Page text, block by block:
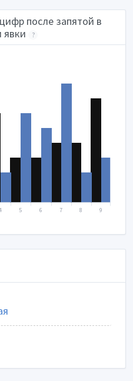
после запятой в
явки
?
5 6 7 8 9